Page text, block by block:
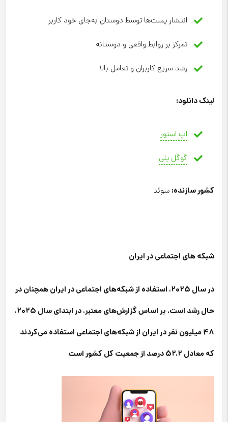
انتشار پست‌ها توسط دوستان به‌جای خود کاربر
تمرکز بر روابط واقعی و دوستانه
رشد سریع کاربران و تعامل بالا
لینک دانلود:
اپ استور
گوگل پلی
کشور سازنده: سوئد
شبکه های اجتماعی در ایران
در سال ۲۰۲۵، استفاده از شبکه‌های اجتماعی در ایران همچنان در
حال رشد است. بر اساس گزارش‌های معتبر، در ابتدای سال ۲۰۲۵،
۴۸ میلیون نفر در ایران از شبکه‌های اجتماعی استفاده می‌کردند
که معادل ۵۲.۲ درصد از جمعیت کل کشور است